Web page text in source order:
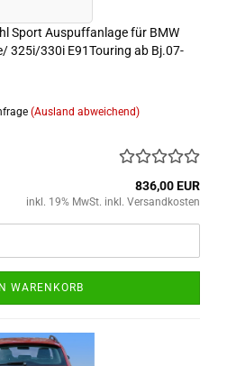
Sport Auspuffanlage für BMW
325i/330i E91Touring ab Bj.07-
(Ausland abweichend)
836,00 EUR
inkl. 19% MwSt. inkl. Versandkosten
WARENKORB